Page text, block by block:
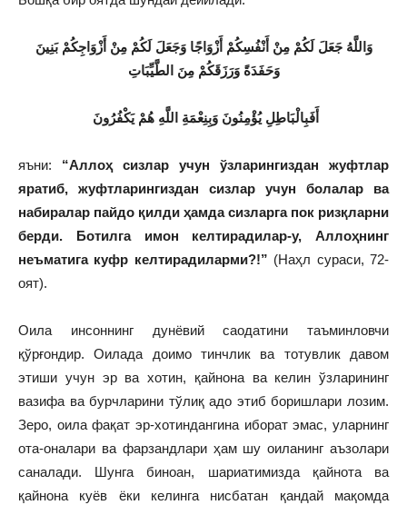
وَاللَّهُ جَعَلَ لَكُمْ مِنْ أَنْفُسِكُمْ أَزْوَاجًا وَجَعَلَ لَكُمْ مِنْ أَزْوَاجِكُمْ بَنِينَ
وَحَفَدَةً وَرَزَقَكُمْ مِنَ الطَّيِّبَاتِ
أَفَبِالْبَاطِلِ يُؤْمِنُونَ وَبِنِعْمَةِ اللَّهِ هُمْ يَكْفُرُونَ
яъни: “Аллоҳ сизлар учун ўзларингиздан жуфтлар
яратиб, жуфтларингиздан сизлар учун болалар ва
набиралар пайдо қилди ҳамда сизларга пок ризқларни
берди. Ботилга имон келтирадилар-у, Аллоҳнинг
неъматига куфр келтирадиларми?!” (Наҳл сураси, 72-
оят).
Оила инсоннинг дунёвий саодатини таъминловчи
қўрғондир. Оилада доимо тинчлик ва тотувлик давом
этиши учун эр ва хотин, қайнона ва келин ўзларининг
вазифа ва бурчларини тўлиқ адо этиб боришлари лозим.
Зеро, оила фақат эр-хотиндангина иборат эмас, уларнинг
ота-оналари ва фарзандлари ҳам шу оиланинг аъзолари
саналади. Шунга биноан, шариатимизда қайнота ва
қайнона куёв ёки келинга нисбатан қандай мақомда